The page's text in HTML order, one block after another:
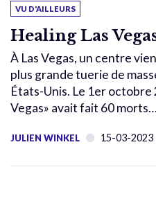
VU D'AILLEURS
Healing Las
À Las Vegas, un centre
plus grande tuerie de
États-Unis. Le 1er octobre
Vegas» avait fait 60 morts…
JULIEN WINKEL 15-03-2023